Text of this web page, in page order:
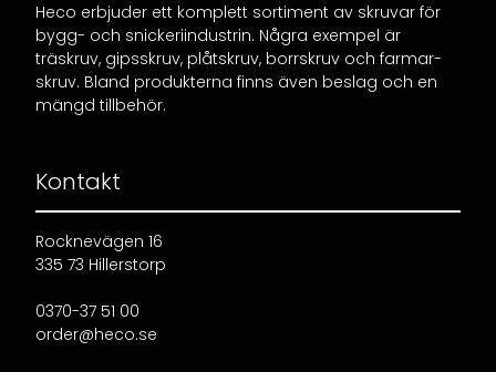
Heco erbjuder ett komplett sortiment av skruvar för
bygg- och snickeriindustrin. Några exempel är
träskruv, gipsskruv, plåtskruv, borrskruv och farmar-
skruv. Bland produkterna finns även beslag och en
mängd tillbehör.
Kontakt
Rocknevägen 16
335 73 Hillerstorp
0370-37 51 00
order@heco.se